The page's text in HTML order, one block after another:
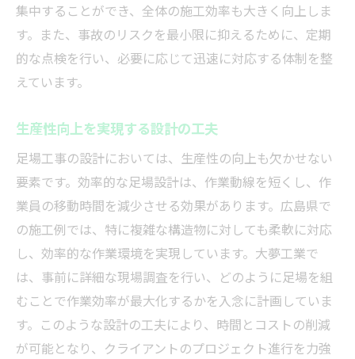
集中することができ、全体の施工効率も大きく向上しま
す。また、事故のリスクを最小限に抑えるために、定期
的な点検を行い、必要に応じて迅速に対応する体制を整
えています。
生産性向上を実現する設計の工夫
足場工事の設計においては、生産性の向上も欠かせない
要素です。効率的な足場設計は、作業動線を短くし、作
業員の移動時間を減少させる効果があります。広島県で
の施工例では、特に複雑な構造物に対しても柔軟に対応
し、効率的な作業環境を実現しています。大夢工業で
は、事前に詳細な現場調査を行い、どのように足場を組
むことで作業効率が最大化するかを入念に計画していま
す。このような設計の工夫により、時間とコストの削減
が可能となり、クライアントのプロジェクト進行を力強